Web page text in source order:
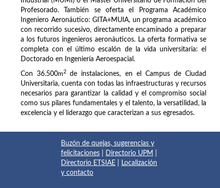
Profesorado. También se oferta el Programa Académico
Ingeniero Aeronáutico: GITA+MUIA, un programa académico
con recorrido sucesivo, directamente encaminado a preparar
a los futuros ingenieros aeronáuticos. La oferta formativa se
completa con el último escalón de la vida universitaria: el
Doctorado en Ingeniería Aeroespacial.
Con 36.500m2
de instalaciones, en el Campus de Ciudad
Universitaria, cuenta con todas las infraestructuras y recursos
necesarios para garantizar la calidad y el compromiso social
como sus pilares fundamentales y el talento, la versatilidad, la
excelencia y el liderazgo que caracterizan a sus egresados.
Buzón de quejas, sugerencias y
felicitaciones
Directorio UPM
Directorio ETSIAE
Localización
y contacto